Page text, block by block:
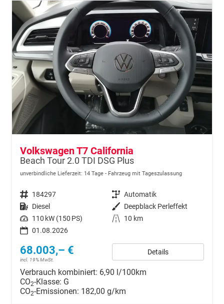
Volkswagen T7 California
Beach Tour 2.0 TDI DSG Plus
unverbindliche Lieferzeit: 14 Tage Fahrzeug mit Tageszulassung
Fahrzeugnr. 184297 Getriebe Automatik
Kraftstoff Diesel Außenfarbe Deepblack Perleffekt
Leistung 110 kW (150 PS) Kilometerstand
10 km
01.08.2026
68.003,– €
incl. 19% MwSt.
Details
Verbrauch kombiniert: 6,90 l/100km
CO2-Klasse: G
CO2-Emissionen: 182,00 g/km